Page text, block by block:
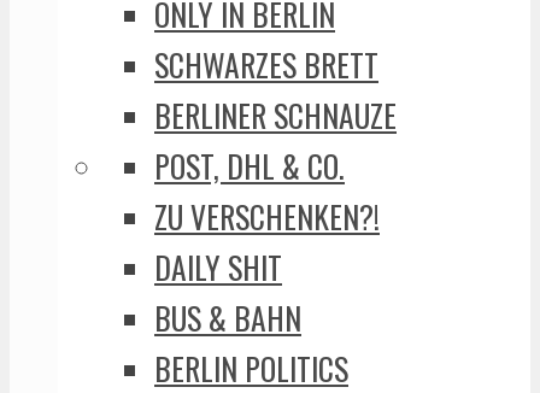
ONLY IN BERLIN
SCHWARZES BRETT
BERLINER SCHNAUZE
POST, DHL & CO.
ZU VERSCHENKEN?!
DAILY SHIT
BUS & BAHN
BERLIN POLITICS